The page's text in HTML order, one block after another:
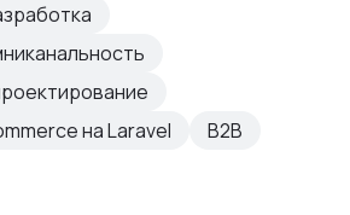
на Laravel
B2B